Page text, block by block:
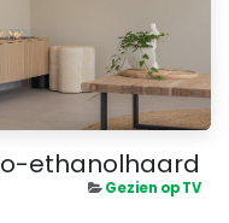
ethanolhaard
Gezien op TV